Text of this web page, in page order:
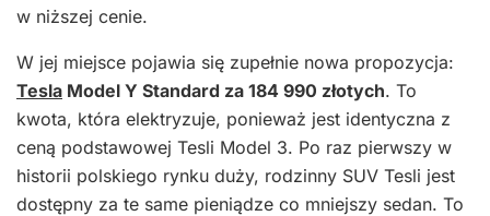
w niższej cenie.
W jej miejsce pojawia się zupełnie nowa propozycja:
Tesla Model Y Standard za 184 990 złotych. To
kwota, która elektryzuje, ponieważ jest identyczna z
ceną podstawowej Tesli Model 3. Po raz pierwszy w
historii polskiego rynku duży, rodzinny SUV Tesli jest
dostępny za te same pieniądze co mniejszy sedan. To